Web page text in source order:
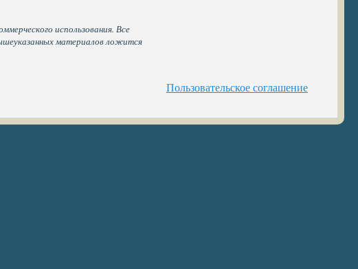
использования. Все
материалов ложится
Пользовательское соглашение